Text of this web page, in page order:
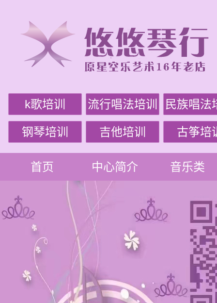
k歌培训 流行唱法培训 民族唱法
钢琴培训 吉他培训 古筝培
首页 中心简介 音乐类